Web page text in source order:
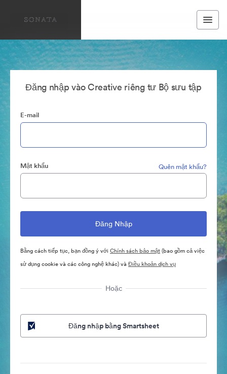
Đăng nhập vào Creative riêng tư Bộ sưu tập
E-mail
Mật khẩu Quên mật khẩu?
Bằng cách tiếp tục, bạn đồng ý với Chính sách bảo mật(bao gồm cả việc
sử dụng cookie và các công nghệ khác) và Điều khoản dịch vụ
Hoặc
Đăng nhập bằng Smartsheet